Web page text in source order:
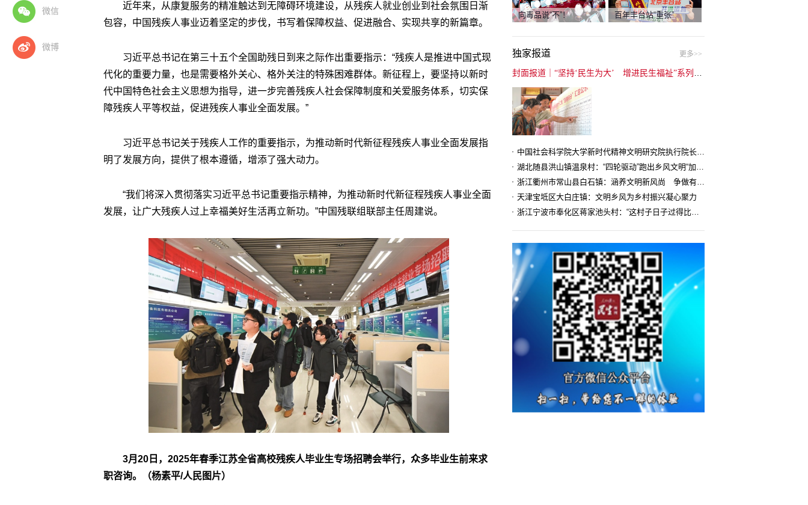
微信
微博
近年来，从康复服务的精准触达到无障碍环境建设，从残疾人就业创业到社会氛围日渐
包容，中国残疾人事业迈着坚定的步伐，书写着保障权益、促进融合、实现共享的新篇章。
习近平总书记在第三十五个全国助残日到来之际作出重要指示：“残疾人是推进中国式现
代化的重要力量，也是需要格外关心、格外关注的特殊困难群体。新征程上，要坚持以新时
代中国特色社会主义思想为指导，进一步完善残疾人社会保障制度和关爱服务体系，切实保
障残疾人平等权益，促进残疾人事业全面发展。”
习近平总书记关于残疾人工作的重要指示，为推动新时代新征程残疾人事业全面发展指
明了发展方向，提供了根本遵循，增添了强大动力。
“我们将深入贯彻落实习近平总书记重要指示精神，为推动新时代新征程残疾人事业全面
发展，让广大残疾人过上幸福美好生活再立新功。”中国残联组联部主任周建说。
3月20日，2025年春季江苏全省高校残疾人毕业生专场招聘会举行，众多毕业生前来求
职咨询。（杨素平/人民图片）
向毒品说“不”！ 百年丰台站“重张”
独家报道 更多>>
中国社会科学院大学新时代精神文明研究院执行院长王维国：文明村镇创建为乡村注入持久发展动力
湖北随县洪山镇温泉村：“四轮驱动”跑出乡风文明“加速度”
浙江衢州市常山县白石镇：涵养文明新风尚 争做有礼白石人
天津宝坻区大白庄镇：文明乡风为乡村振兴凝心聚力
浙江宁波市奉化区蒋家池头村：“这村子日子过得比城里还舒心”